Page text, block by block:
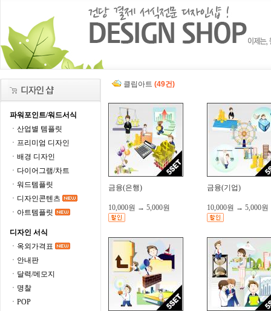
파워포인트/워드서식
ㆍ산업별 템플릿
ㆍ프리미엄 디자인
ㆍ배경 디자인
ㆍ다이어그램/차트
ㆍ워드템플릿
ㆍ디자인콘텐츠
ㆍ아트템플릿
디자인 서식
ㆍ옥외가격표
ㆍ안내판
ㆍ달력/메모지
ㆍ명찰
ㆍPOP
클립아트 (49건)
금융(은행)
10,000원 → 5,000원
금융(기업)
10,000원 → 5,000원